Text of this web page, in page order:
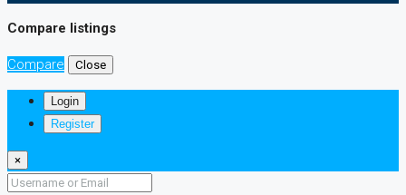
Compare listings
Compare Close
Login
Register
×